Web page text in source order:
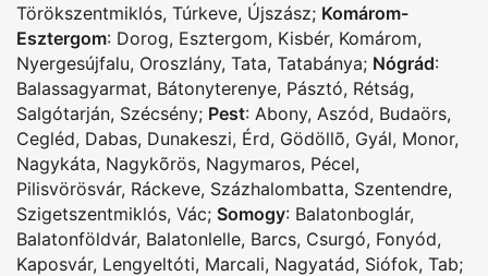
Törökszentmiklós, Túrkeve, Újszász; Komárom-
Esztergom: Dorog, Esztergom, Kisbér, Komárom,
Nyergesújfalu, Oroszlány, Tata, Tatabánya; Nógrád:
Balassagyarmat, Bátonyterenye, Pásztó, Rétság,
Salgótarján, Szécsény; Pest: Abony, Aszód, Budaörs,
Cegléd, Dabas, Dunakeszi, Érd, Gödöllõ, Gyál, Monor,
Nagykáta, Nagykõrös, Nagymaros, Pécel,
Pilisvörösvár, Ráckeve, Százhalombatta, Szentendre,
Szigetszentmiklós, Vác; Somogy: Balatonboglár,
Balatonföldvár, Balatonlelle, Barcs, Csurgó, Fonyód,
Kaposvár, Lengyeltóti, Marcali, Nagyatád, Siófok, Tab;